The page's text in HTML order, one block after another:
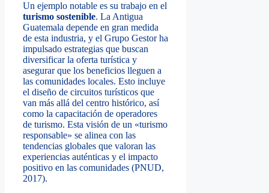
Un ejemplo notable es su trabajo en el
turismo sostenible. La Antigua
Guatemala depende en gran medida
de esta industria, y el Grupo Gestor ha
impulsado estrategias que buscan
diversificar la oferta turística y
asegurar que los beneficios lleguen a
las comunidades locales. Esto incluye
el diseño de circuitos turísticos que
van más allá del centro histórico, así
como la capacitación de operadores
de turismo. Esta visión de un «turismo
responsable» se alinea con las
tendencias globales que valoran las
experiencias auténticas y el impacto
positivo en las comunidades (PNUD,
2017).